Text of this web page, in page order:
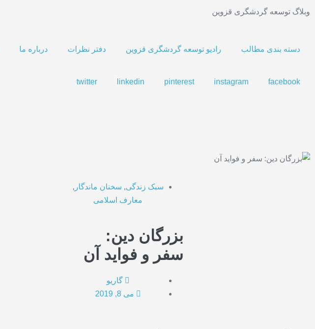
وبلاگ توسعه گردشگری قزوین
دسته بندی مطالب رادیو توسعه گردشگری قزوین دفتر نظرات درباره ما
facebook
instagram
pinterest
linkedin
twitter
سبک زندگی, سخنان ماندگار ,
معارف اسلامی
بزرگان دین:
سفر و فواید آن
گاریو
می 8, 2019